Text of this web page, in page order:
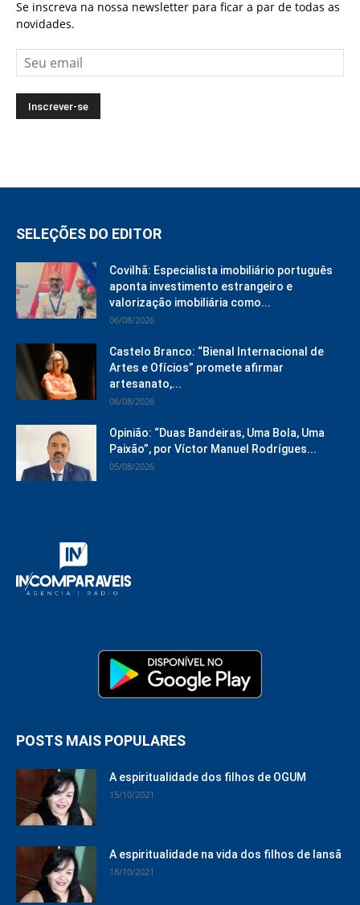
Se inscreva na nossa newsletter para ficar a par de todas as
novidades.
SELEÇÕES DO EDITOR
Covilhã: Especialista imobiliário português
aponta investimento estrangeiro e
valorização imobiliária como...
06/08/2026
Castelo Branco: “Bienal Internacional de
Artes e Ofícios” promete afirmar
artesanato,...
06/08/2026
Opinião: “Duas Bandeiras, Uma Bola, Uma
Paixão”, por Víctor Manuel Rodrígues...
05/08/2026
POSTS MAIS POPULARES
A espiritualidade dos filhos de OGUM
15/10/2021
A espiritualidade na vida dos filhos de Iansã
18/10/2021